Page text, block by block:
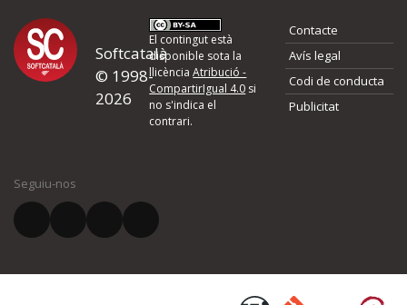
Proposeu-nos millores o
d'errors
Si heu trobat un error o voleu proposar alguna millora, ompliu els
quina és la millora que proposeu o l'error del qual voleu informar-
El vostre correu electrònic *
Softcatalà
© 1998-
2026
El contingut està
disponible sota la
llicènciaAtribució -
CompartirIgual 4.0 si
no s'indica el
contrari.
Contacte
Avís legal
Codi de conducta
Publicitat
Seguiu-nos